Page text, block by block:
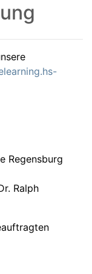
Regensburg
Ralph